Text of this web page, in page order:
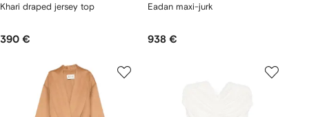
Khari draped jersey top
390 €
Eadan maxi-jurk
938 €